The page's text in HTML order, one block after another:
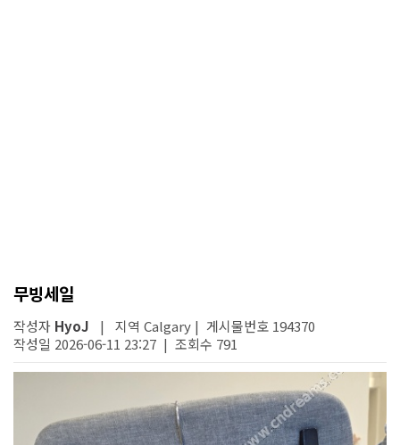
무빙세일
작성자 HyoJ | 지역 Calgary | 게시물번호 194370
작성일 2026-06-11 23:27 | 조회수 791